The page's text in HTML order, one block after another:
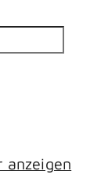
anzeigen